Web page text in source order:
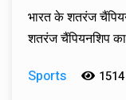
भारत के शतरंज
शतरंज चैंपियनशिप
Sports
1514